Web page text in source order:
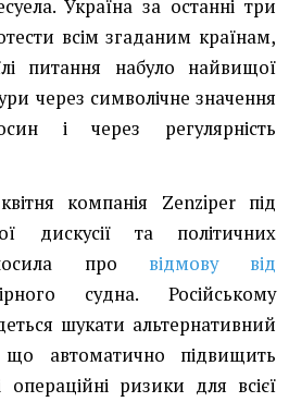
Україна за останні три
всім згаданим країнам,
питання набуло найвищої
через символічне значення
і через регулярність
компанія Zenziper під
дискусії та політичних
про відмову від
судна. Російському
шукати альтернативний
автоматично підвищить
операційні ризики для всієї